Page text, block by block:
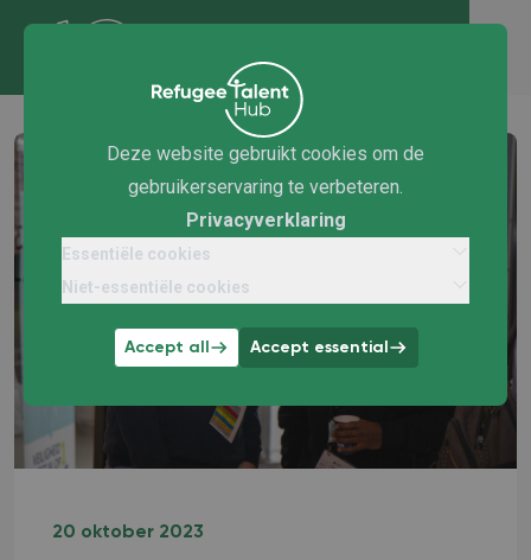
Deze website gebruikt cookies om de
gebruikerservaring te verbeteren.
Privacyverklaring
Essentiële cookies
Niet-essentiële cookies
Accept all Accept essential
20 oktober 2023